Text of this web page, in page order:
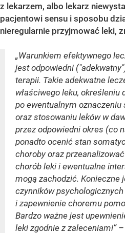
z lekarzem, albo lekarz
pacjentowi sensu i sposobu
nieregularnie przyjmować leki,
„Warunkiem efektywnego
jest odpowiedni
terapii. Takie adekwatne
właściwego leku,
po ewentualnym oznaczeniu
oraz stosowaniu leków w
przez odpowiedni okres (co
ponadto ocenić stan
choroby oraz
chorób leki i ewentualne
mogą zachodzić. Konieczne
czynników
i zapewnienie choremu
Bardzo ważne jest
leki zgodnie z zaleceniami”